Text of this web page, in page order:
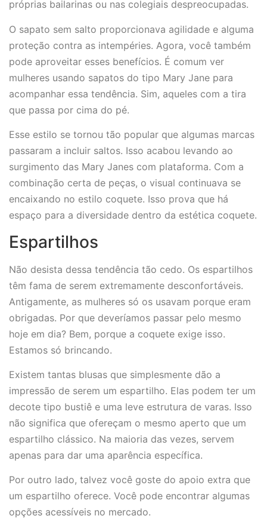
próprias bailarinas ou nas colegiais despreocupadas.
O sapato sem salto proporcionava agilidade e alguma
proteção contra as intempéries. Agora, você também
pode aproveitar esses benefícios. É comum ver
mulheres usando sapatos do tipo Mary Jane para
acompanhar essa tendência. Sim, aqueles com a tira
que passa por cima do pé.
Esse estilo se tornou tão popular que algumas marcas
passaram a incluir saltos. Isso acabou levando ao
surgimento das Mary Janes com plataforma. Com a
combinação certa de peças, o visual continuava se
encaixando no estilo coquete. Isso prova que há
espaço para a diversidade dentro da estética coquete.
Espartilhos
Não desista dessa tendência tão cedo. Os espartilhos
têm fama de serem extremamente desconfortáveis.
Antigamente, as mulheres só os usavam porque eram
obrigadas. Por que deveríamos passar pelo mesmo
hoje em dia? Bem, porque a coquete exige isso.
Estamos só brincando.
Existem tantas blusas que simplesmente dão a
impressão de serem um espartilho. Elas podem ter um
decote tipo bustiê e uma leve estrutura de varas. Isso
não significa que ofereçam o mesmo aperto que um
espartilho clássico. Na maioria das vezes, servem
apenas para dar uma aparência específica.
Por outro lado, talvez você goste do apoio extra que
um espartilho oferece. Você pode encontrar algumas
opções acessíveis no mercado.